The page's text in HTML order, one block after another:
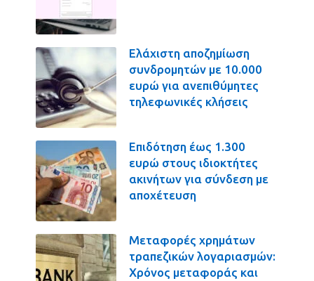
Ελάχιστη αποζημίωση
συνδρομητών με 10.000
ευρώ για ανεπιθύμητες
τηλεφωνικές κλήσεις
Επιδότηση έως 1.300
ευρώ στους ιδιοκτήτες
ακινήτων για σύνδεση με
αποχέτευση
Μεταφορές χρημάτων
τραπεζικών λογαριασμών:
Χρόνος μεταφοράς και